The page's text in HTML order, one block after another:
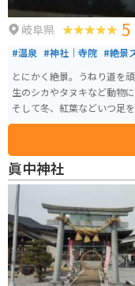
岐阜県 5
#温泉 #神社｜寺院 #絶景
とにかく絶景。うねり道を
生のシカやタヌキなど動物
そして冬、紅葉などいつ足
す。
眞中神社